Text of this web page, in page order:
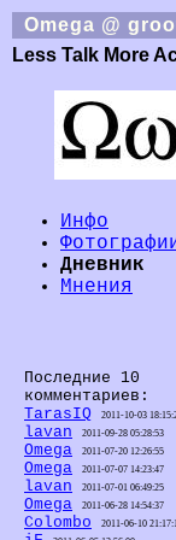
Omega @
Less Talk More
Инфо
Дневник
Мнения
Последние 10
комментариев:
TarasIQ
2011-10-03
lavan 2011-09-28 05:28:53
Omega 2011-07-20 12:26:55
Omega 2011-07-07 14:23:47
lavan 2011-07-01 06:49:25
Omega 2011-06-28 14:54:37
Colombo 2011-06-10